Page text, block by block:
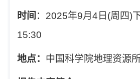
时间 ： 2025年9月4日(周四)
15:30
地点： 中国科学院地理资源